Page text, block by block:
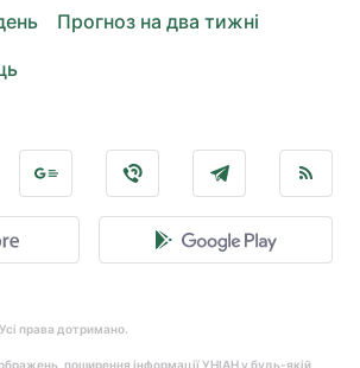
Прогноз на два тижні
права дотримано.
поширення інформації УНІАН у будь-якій